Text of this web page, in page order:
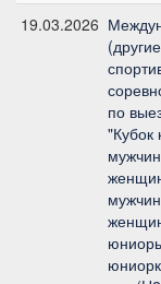
19.03.2026
по
"Кубок